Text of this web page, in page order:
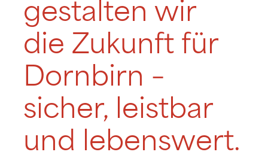
gestalten wir
die Zukunft für
Dornbirn –
sicher, leistbar
und lebenswert.